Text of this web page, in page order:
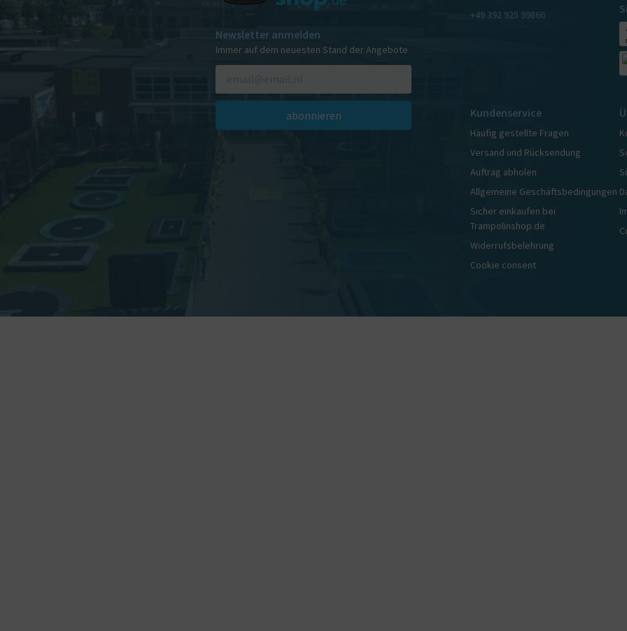
Newsletter anmelden
Immer auf dem neuesten Stand der Angebote
abonnieren
+49 392 925 99866
Kundenservice
Häufig gestellte Fragen
Versand und Rücksendung
Auftrag abholen
Allgemeine Geschäftsbedingungen
Sicher einkaufen bei
Trampolinshop.de
Widerrufsbelehrung
Cookie consent